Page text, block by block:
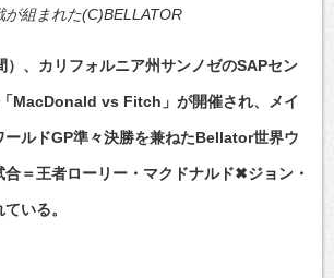
が組まれた(C)BELLATOR
）、カリフォルニア州サンノゼのSAPセン
MacDonald vs Fitch」が開催され、メイ
ールドGP準々決勝を兼ねたBellator世界ウ
合＝王者ローリー・マクドナルド✖ジョン・
いる。